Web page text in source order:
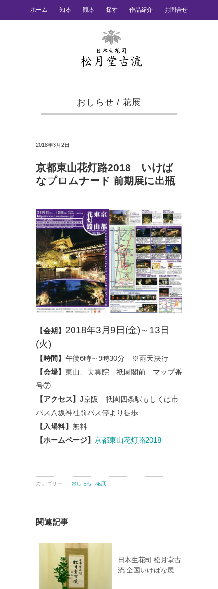
ホーム 知る 観る 探す 作品紹介 お問合せ
おしらせ / 花展
2018年3月2日
京都東山花灯路2018 いけば
なプロムナード 前期展に出瓶
【会期】 2018年3月9日(金)～13日
(火)
【時間】 午後6時～9時30分 ※雨天決行
【会場】 東山、大雲院 祇園閣前 マップ番
号⑦
【アクセス】 J京阪 祇園四条駅もしくは市
バス八坂神社前バス停より徒歩
【入場料】 無料
【ホームページ】 京都東山花灯路2018
カテゴリー ｜ おしらせ 花展
関連記事
日本生花司 松月堂古
流 全国いけばな展